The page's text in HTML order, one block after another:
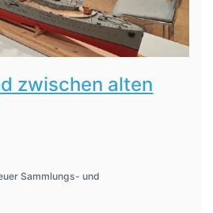
zwischen alten
Sammlungs- und